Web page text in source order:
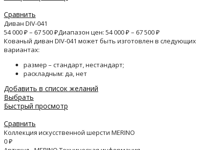
Сравнить
Диван DIV-041
54 000₽ – 67 500₽Диапазон цен: 54 000 ₽ – 67 500 ₽
Кованый диван DIV-041 может быть изготовлен в следующих
вариантах:
размер – стандарт, нестандарт;
раскладным: да, нет
Добавить в список желаний
Выбрать
Быстрый просмотр
Сравнить
Коллекция искусственной шерсти MERINO
0₽